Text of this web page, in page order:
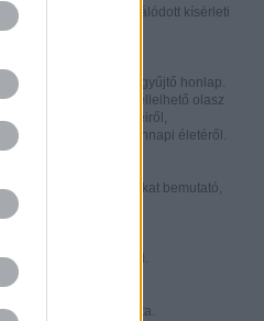
specializálódott kísérleti
folyóiratait egybegyűjtő honlap.
kínál a világban fellelhető olasz
kiadott könyveiről,
és mindennapi életéről.
dokumentumokat bemutató,
átlátható honlap.
témákat kínáló oldal.
folyóirat online változata.